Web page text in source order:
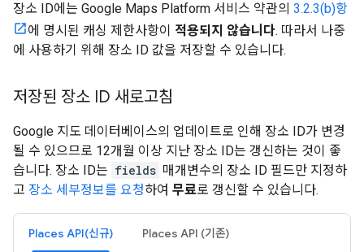
장소 ID에는 Google Maps Platform 서비스 약관의 3.2.3(b)항
에 명시된 캐싱 제한사항이 적용되지 않습니다. 따라서 나중
에 사용하기 위해 장소 ID 값을 저장할 수 있습니다.
저장된 장소 ID 새로고침
Google 지도 데이터베이스의 업데이트로 인해 장소 ID가 변경
될 수 있으므로 12개월 이상 지난 장소 ID는 갱신하는 것이 좋
습니다. 장소 ID는 fields 매개변수의 장소 ID 필드만 지정하
고 장소 세부정보를 요청하여 무료로 갱신할 수 있습니다.
Places API(신규) Places API (기존)